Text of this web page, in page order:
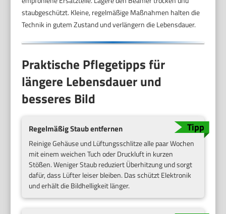
staubgeschützt. Kleine, regelmäßige Maßnahmen halten die
Technik in gutem Zustand und verlängern die Lebensdauer.
Praktische Pflegetipps für
längere Lebensdauer und
besseres Bild
Regelmäßig Staub entfernen
Reinige Gehäuse und Lüftungsschlitze alle paar Wochen
mit einem weichen Tuch oder Druckluft in kurzen
Stößen. Weniger Staub reduziert Überhitzung und sorgt
dafür, dass Lüfter leiser bleiben. Das schützt Elektronik
und erhält die Bildhelligkeit länger.